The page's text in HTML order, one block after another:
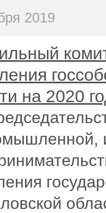
2019
на 2020